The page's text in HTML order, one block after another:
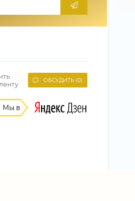
ОБСУДИТЬ (0)
Мы в